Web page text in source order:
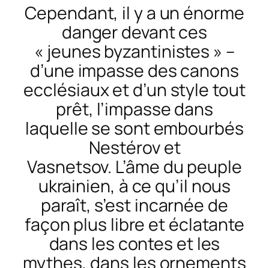
Cependant, il y a un énorme
danger devantces
« jeunes byzantinistes » –
d’une impasse des canons
ecclésiaux etd’un style tout
prêt, l’impassedans
laquelle se sont embourbés
Nestérov et
Vasnetsov. L’âme du peuple
ukrainien, à ce qu’il nous
paraît, s’estincarnée de
façon plus libre et éclatante
dans les contes et les
mythes, dans les ornements